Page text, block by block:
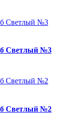
Светлый №3
Светлый №2